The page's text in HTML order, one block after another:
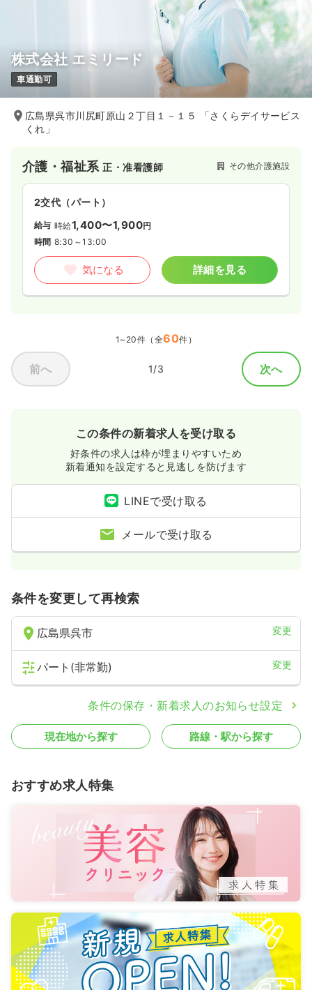
株式会社 エミリード
車通勤可
広島県呉市川尻町原山２丁目１－１５ 「さくらデイサービス
くれ」
介護・福祉系正・准看護師 その他介護施設
2交代（パート）
給与 時給1,400〜1,900円
時間 8:30～13:00
気になる 詳細を見る
1~20件（全60件）
前へ 1/3 次へ
この条件の新着求人を受け取る
好条件の求人は枠が埋まりやすいため
新着通知を設定すると見逃しを防げます
LINEで受け取る
メールで受け取る
条件を変更して再検索
広島県呉市 変更
パート(非常勤) 変更
条件の保存・新着求人のお知らせ設定
現在地から探す 路線・駅から探す
おすすめ求人特集